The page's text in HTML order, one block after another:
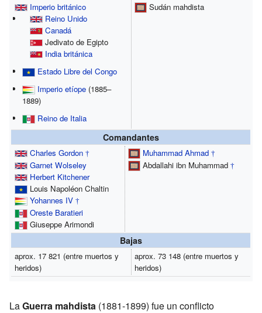
Imperio británico
Reino Unido
Canadá
Jedivato de Egipto
India británica
Estado Libre del Congo
Imperio etíope (1885–
1889)
Reino de Italia
Sudán mahdista
Comandantes
Charles Gordon †
Garnet Wolseley
Herbert Kitchener
Louis Napoléon Chaltin
Yohannes IV †
Oreste Baratieri
Giuseppe Arimondi
Muhammad Ahmad †
Abdallahi ibn Muhammad†
Bajas
aprox. 17 821 (entre muertos y
heridos)
aprox. 73 148 (entre muertos y
heridos)
LaGuerra mahdista (1881-1899) fue un conflicto